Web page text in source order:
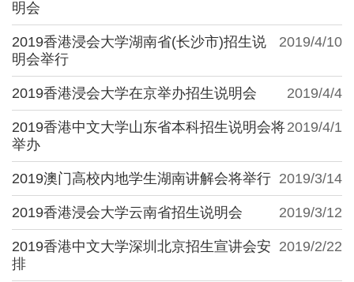
明会
2019/4/10
2019香港浸会大学湖南省(长沙市)招生说
明会举行
2019/4/4
2019香港浸会大学在京举办招生说明会
2019/4/1
2019香港中文大学山东省本科招生说明会将
举办
2019/3/14
2019澳门高校内地学生湖南讲解会将举行
2019/3/12
2019香港浸会大学云南省招生说明会
2019/2/22
2019香港中文大学深圳北京招生宣讲会安
排